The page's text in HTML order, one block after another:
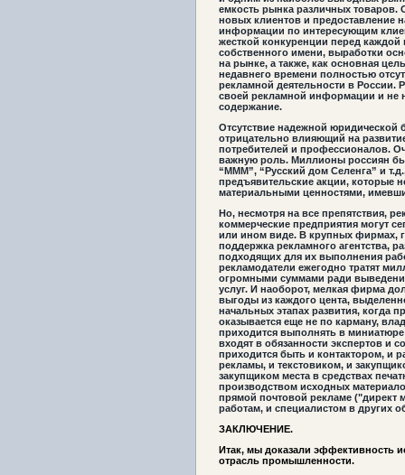
емкость рынка различных товаров.
новых клиентов и предоставление
информации по интересующим
жесткой конкуренции перед каждой
собственного имени, выработки
на рынке, а также, как основная
недавнего времени полностью
рекламной деятельности в России.
своей рекламной информации и не
содержание.
Отсутствие надежной юридической
отрицательно влияющий на
потребителей и профессионалов.
важную роль. Миллионы россиян
“МММ”, “Русский дом Селенга” и
предъявительские акции, которые
материальными ценностями,
Но, несмотря на все препятствия,
коммерческие предприятия могут
или ином виде. В крупных фирмах,
поддержка рекламного агентства,
подходящих для их выполнения
рекламодатели ежегодно тратят
огромными суммами ради
услуг. И наоборот, мелкая фирма
выгоды из каждого цента,
начальных этапах развития, когда
оказывается еще не по карману,
приходится выполнять в
входят в обязанности экспертов и
приходится быть и контактором, и
рекламы, и текстовиком, и
закупщиком места в средствах
производством исходных
прямой почтовой рекламе
работам, и специалистом в других
ЗАКЛЮЧЕНИЕ.
Итак, мы доказали эффективность
отрасль промышленности.